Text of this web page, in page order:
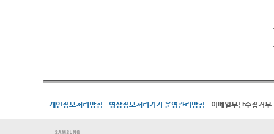
개인정보처리방침 영상정보처리기기 운영관리방침 이메일무단수집거부